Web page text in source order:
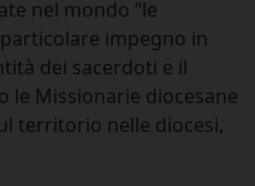
nel mondo “le
impegno in
dei sacerdoti e il
le Missionarie diocesane
territorio nelle diocesi,